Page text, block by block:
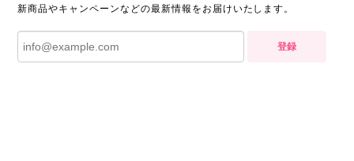
新商品やキャンペーンなどの最新情報をお届けいたします。
登録